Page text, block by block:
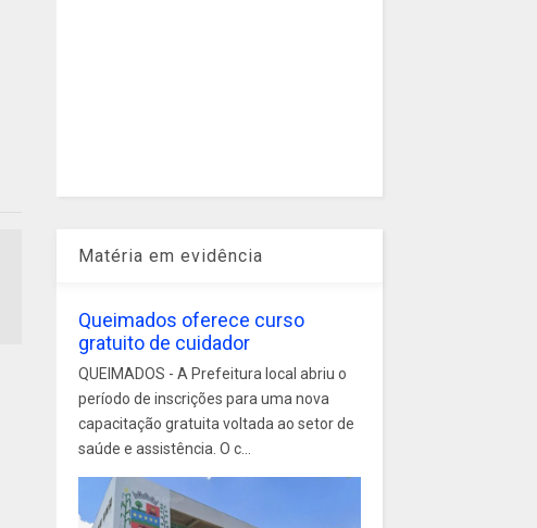
Matéria em evidência
Queimados oferece curso
gratuito de cuidador
QUEIMADOS - A Prefeitura local abriu o
período de inscrições para uma nova
capacitação gratuita voltada ao setor de
saúde e assistência. O c...